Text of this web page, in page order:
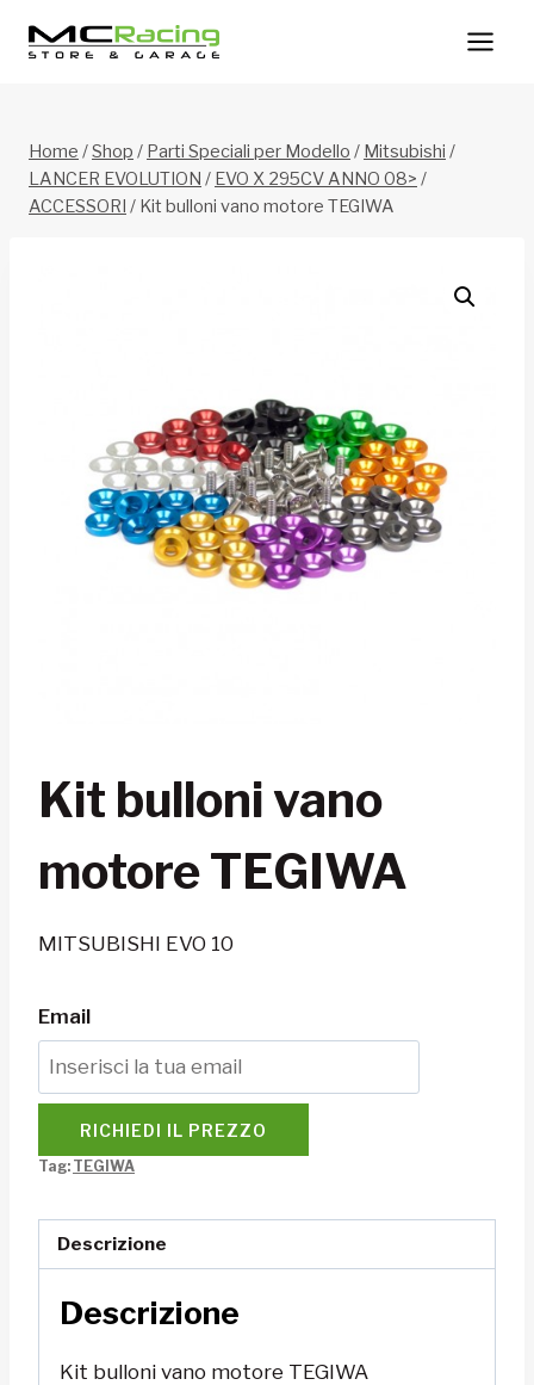
Home /Shop / Parti Speciali per Modello / Mitsubishi /
LANCER EVOLUTION / EVO X 295CV ANNO 08> /
ACCESSORI / Kit bulloni vano motore TEGIWA
Kit bulloni vano
motore TEGIWA
MITSUBISHI EVO 10
Email
RICHIEDI IL PREZZO
Tag: TEGIWA
Descrizione
Descrizione
Kit bulloni vano motore TEGIWA